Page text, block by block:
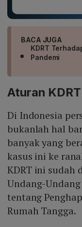
BACA JUGA
KDRT
Pandemi
Aturan KDRT
Di Indonesia
bukanlah hal
banyak yang
kasus ini ke
KDRT ini sudah
Undang-
tentang
Rumah Tangga.